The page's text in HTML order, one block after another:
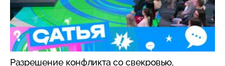
Разрешение конфликта со свекровью,